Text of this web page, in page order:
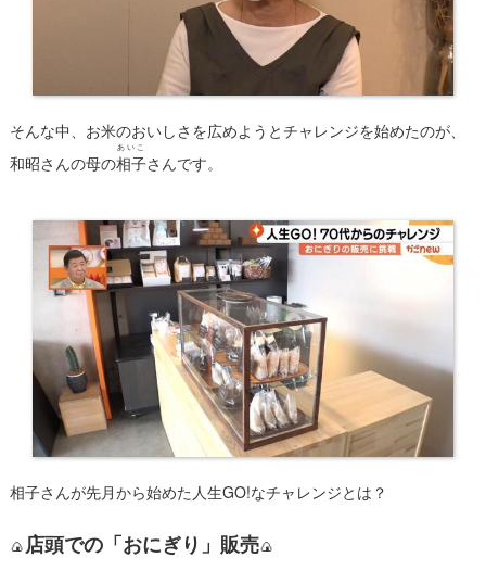
そんな中、お米のおいしさを広めようとチャレンジを始めたのが、
和昭さんの母の相子
あいこ
さんです。
相子さんが先月から始めた 人生GO!なチャレンジとは？
🍙店頭での「おにぎり」販売🍙